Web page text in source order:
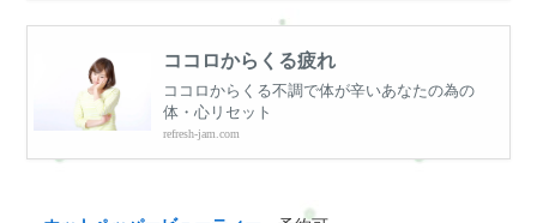
ココロからくる疲れ
ココロからくる不調で体が辛いあなたの為の
体・心リセット
refresh-jam.com